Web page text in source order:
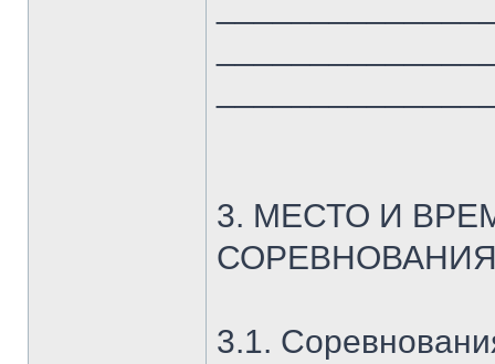
3. МЕСТО И
3.1.